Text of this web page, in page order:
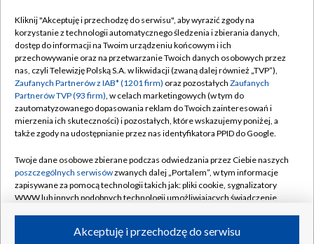
TVP
Abonament TVP
Emisja w TVP
Centrum informacji TVP
Naziemna Telewizja Cyfrowa
Rada Programowa
System NOS
Informacje o nadawcy
Program dla prasy
Regulamin TVP
Polityka prywatności
Moje zgody
Pomoc
Kontakt
Kanały
Kliknij "Akceptuję i przechodzę do serwisu", aby wyrazić zgody na
korzystanie z technologii automatycznego śledzenia i zbierania danych,
dostęp do informacji na Twoim urządzeniu końcowym i ich
przechowywanie oraz na przetwarzanie Twoich danych osobowych przez
nas, czyli Telewizję Polską S.A. w likwidacji (zwaną dalej również „TVP”),
Zaufanych Partnerów z IAB* (1201 firm) oraz pozostałych Zaufanych
Partnerów TVP (93 firm), w celach marketingowych (w tym do
zautomatyzowanego dopasowania reklam do Twoich zainteresowań i
mierzenia ich skuteczności) i pozostałych, które wskazujemy poniżej, a
także zgody na udostępnianie przez nas identyfikatora PPID do Google.
Twoje dane osobowe zbierane podczas odwiedzania przez Ciebie naszych
poszczególnych serwisówzwanych dalej „Portalem”, w tym informacje
zapisywane za pomocą technologii takich jak: pliki cookie, sygnalizatory
WWW lub innych podobnych technologii umożliwiających świadczenie
ruchu w Internecie.Akceptuję i przechodzę do serwisu